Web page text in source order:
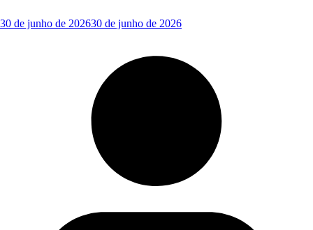
30 de junho de 202630 de junho de 2026